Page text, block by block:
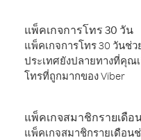
แพ็คเกจการโทร 30 วัน
แพ็คเกจการโทร 30 วันช่
ประเทศยังปลายทางที่คุณ
โทรที่ถูกมากของ Viber
แพ็คเกจสมาชิกรายเดือ
แพ็คเกจสมาชิกรายเดือน